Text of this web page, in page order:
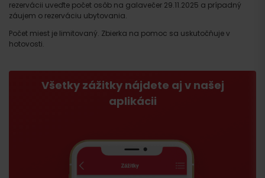
rezervácii uveďte počet osôb na galavečer 29.11.2025 a prípadný
záujem o rezerváciu ubytovania.
Počet miest je limitovaný. Zbierka na pomoc sa uskutočňuje v
hotovosti.
Všetky zážitky nájdete aj v našej
aplikácii